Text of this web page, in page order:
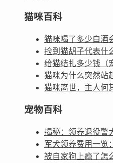
猫咪百科
猫咪喝了多少白酒
捡到猫胡子代表什
给猫结扎多少钱（
猫咪为什么突然站
猫咪离世，主人何
宠物百科
揭秘：领养退役警
军犬领养费用一览
被自家狗上瘾了怎